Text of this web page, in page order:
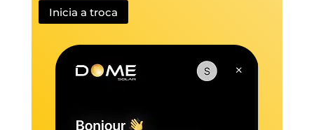
Inicia a troca